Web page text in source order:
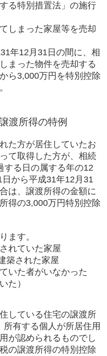
る特別措置法」の施行
しまった家屋等を売却
年12月31日の間に、相
まった物件を売却する
ら3,000万円を特別控除
渡所得の特例
た方が居住していたお
て取得した方が、相続
する日の属する年の12
から平成31年12月31
は、譲渡所得の金額に
得の3,000万円特別控除
ます。
れていた家屋
築された家屋
いた者がいなかった
た）
している住宅の譲渡所
有する個人が所居住用
が認められるものでし
の譲渡所得の特別控除